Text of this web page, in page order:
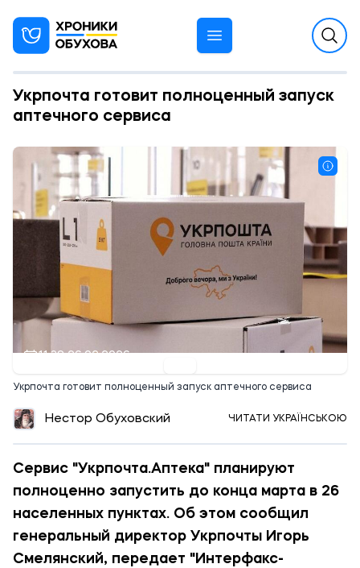
Укрпочта готовит полноценный запуск
аптечного сервиса
11:38 26.02.2026
Укрпочта готовит полноценный запуск аптечного сервиса
Нестор Обуховский ЧИТАТИ УКРАЇНСЬКОЮ
Сервис "Укрпочта.Аптека" планируют
полноценно запустить до конца марта в 26
населенных пунктах. Об этом сообщил
генеральный директор Укрпочты Игорь
Смелянский, передает "Интерфакс-